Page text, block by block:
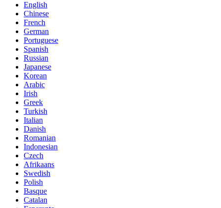
English
Chinese
French
German
Portuguese
Spanish
Russian
Japanese
Korean
Arabic
Irish
Greek
Turkish
Italian
Danish
Romanian
Indonesian
Czech
Afrikaans
Swedish
Polish
Basque
Catalan